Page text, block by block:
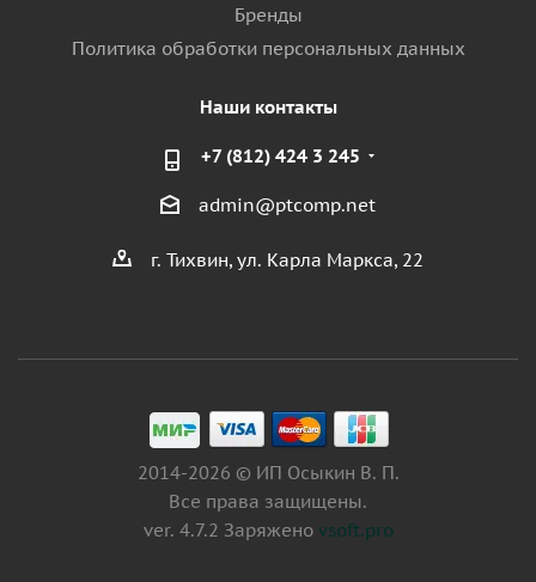
Бренды
Политика обработки персональных данных
Наши контакты
+7 (812) 424 3 245
admin@ptcomp.net
г. Тихвин, ул. Карла Маркса, 22
2014-2026 © ИП Осыкин В. П.
Все права защищены.
ver. 4.7.2 Заряжено vsoft.pro